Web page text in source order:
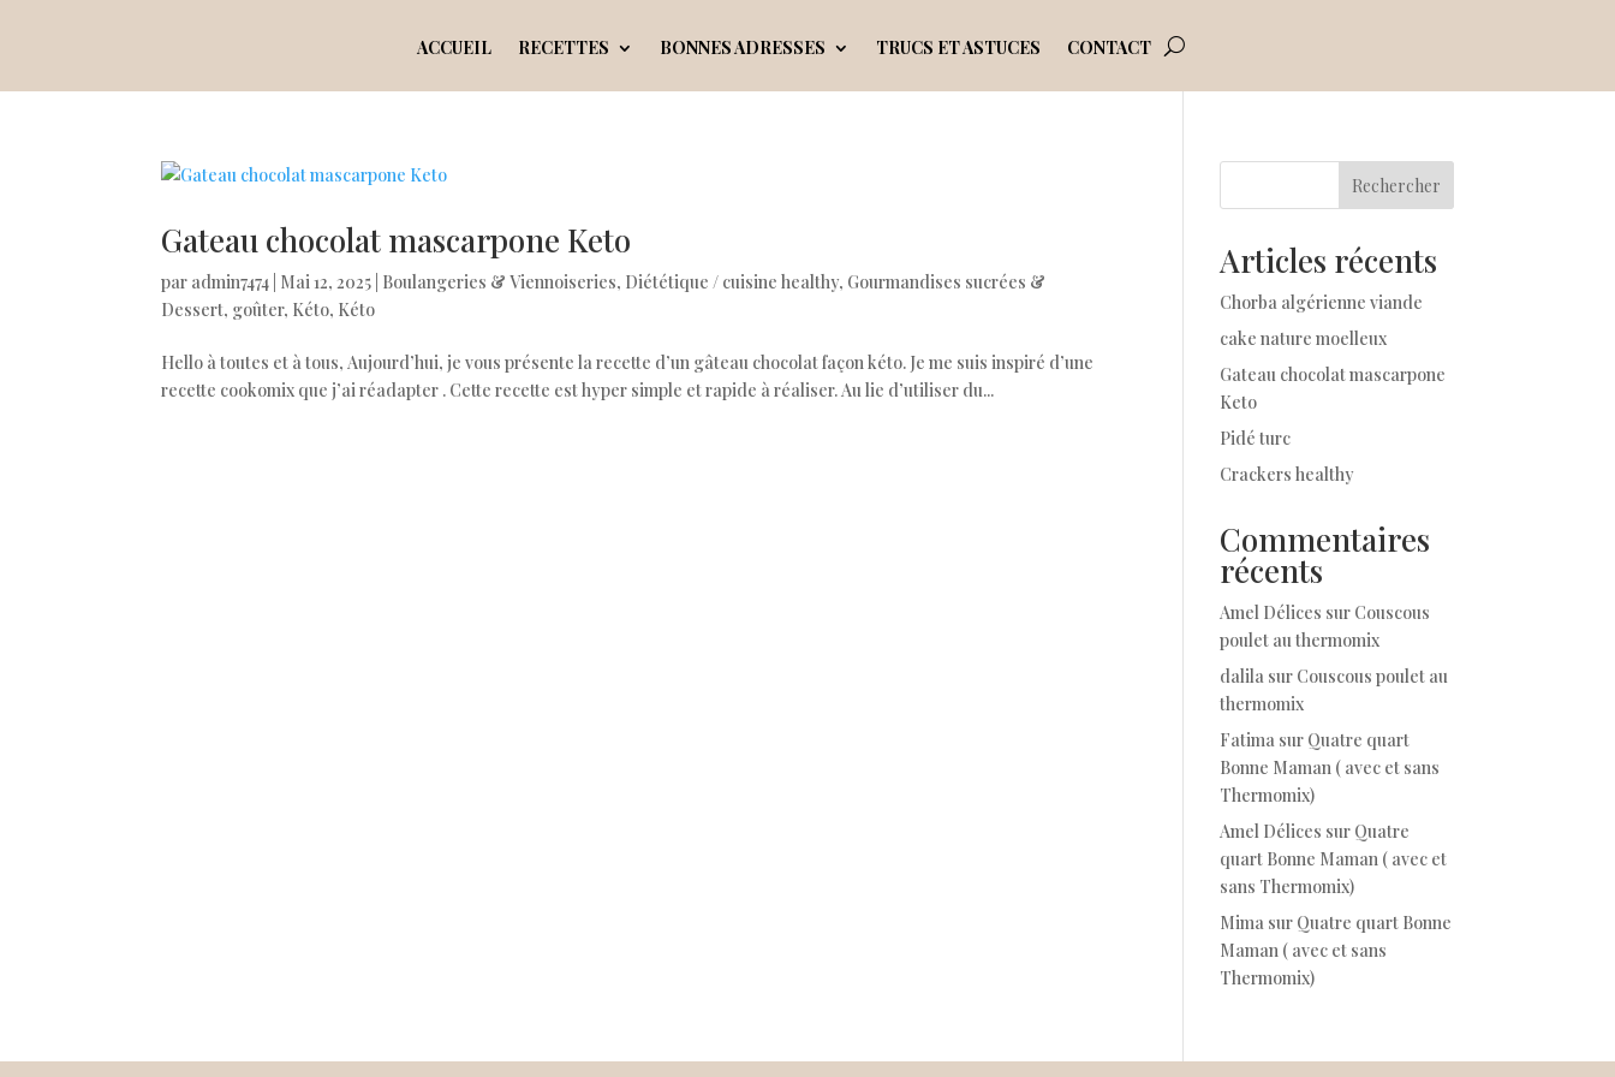
ACCUEIL RECETTES BONNES ADRESSES TRUCS ET ASTUCES CONTACT
Gateau chocolat mascarpone Keto
par admin7474 Mai 12, 2025 Boulangeries & Viennoiseries, Diététique / cuisine healthy, Gourmandises sucrées &
Dessert, goûter, Kéto, Kéto
Hello à toutes et à tous, Aujourd’hui, je vous présente la recette d’un gâteau chocolat façon kéto. Je me suis inspiré d’une
recette cookomix que j’ai réadapter . Cette recette est hyper simple et rapide à réaliser. Au lie d’utiliser du...
Rechercher
Articles récents
Chorba algérienne viande
cake nature moelleux
Gateau chocolat mascarpone
Keto
Pidé turc
Crackers healthy
Commentaires
récents
Amel Délices sur Couscous
poulet au thermomix
dalila sur Couscous poulet au
thermomix
Fatima sur Quatre quart
Bonne Maman ( avec et sans
Thermomix)
Amel Délices sur Quatre
quart Bonne Maman ( avec et
sans Thermomix)
Mima sur Quatre quart Bonne
Maman ( avec et sans
Thermomix)